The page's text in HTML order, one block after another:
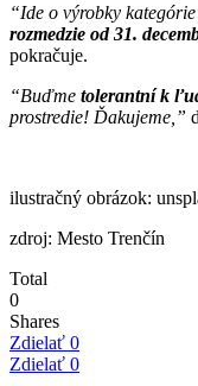
“Ide o výrobky
rozmedzie od 31.
pokračuje.
“Buďme tolerantní k
prostredie! Ďakujeme,”
ilustračný obrázok:
zdroj: Mesto Trenčín
Total
0
Shares
Zdielať 0
Zdielať 0